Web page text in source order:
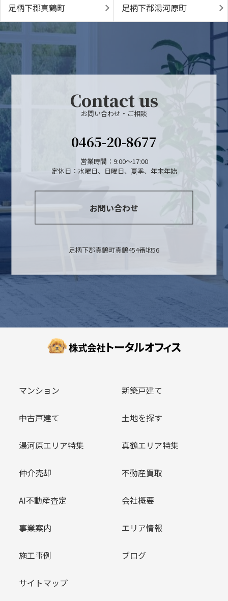
足柄下郡真鶴町 足柄下郡湯河原町
Contact us
お問い合わせ・ご相談
0465-20-8677
営業時間：9:00～17:00
定休日：水曜日、日曜日、夏季、年末年始
お問い合わせ
足柄下郡真鶴町真鶴454番地56
マンション 新築戸建て
中古戸建て 土地を探す
湯河原エリア特集 真鶴エリア特集
仲介売却 不動産買取
AI不動産査定 会社概要
事業案内 エリア情報
施工事例 ブログ
サイトマップ